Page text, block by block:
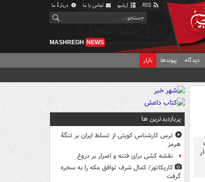
آرشیو تماس با ما دربارهٔ ما
MASHREGH NEWS
دیدگاه پیوندها بازار
پربازدیدترین ها
ترس کارشناس کویتی از تسلط ایران بر تنگۀ
هرمز
نقشه کشی برای فتنه و اصرار بر دروغ
کاریکاتور/ کمال شرف توافق مکه را به سخره
گرفت